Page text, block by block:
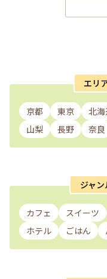
エリ
京都 東京 北
山梨
長野 奈良
ジャ
カフェ スイーツ
ホテル
ごはん